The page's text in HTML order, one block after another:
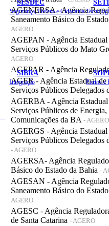
SESDEC
Segurança, Defesa e Cidadania
SIBRA
Integração Portos e
AGENERSA - Agência
Saneamento Básico do
AGERO
AGEPAN - Agência Estadual
Serviços Públicos do Mato
AGERO
AGEPAR - Agência
AGER - Agência Estadual de
Serviços Públicos Delegados
AGERBA - Agência Estadual
Serviços Públicos de Energia,
Comunicações da BA - AGERO
AGERGS - Agência Estadual
Serviços Públicos Delegados
- AGERO
AGERSA- Agência
Básico do Estado da Bahia -
AGESAN - Agência
Saneamento Básico do
AGERO
AGESC - Agência
de Santa Catarina - AGERO